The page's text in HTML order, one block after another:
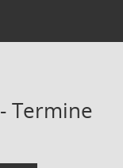
Termine